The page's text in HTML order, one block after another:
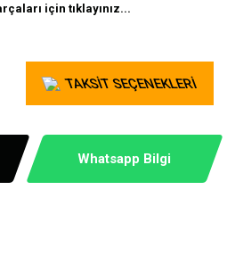
için tıklayınız...
TAKSİT SEÇENEKLERİ
Whatsapp Bilgi